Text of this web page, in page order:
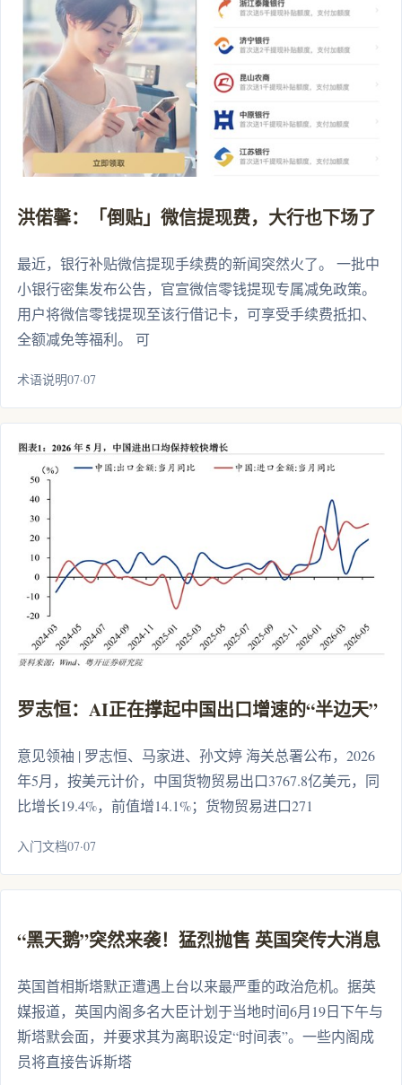
洪偌馨：「倒贴」微信提现费，大行也下场了
最近，银行补贴微信提现手续费的新闻突然火了。 一批中
小银行密集发布公告，官宣微信零钱提现专属减免政策。
用户将微信零钱提现至该行借记卡，可享受手续费抵扣、
全额减免等福利。 可
术语说明07·07
罗志恒：AI正在撑起中国出口增速的“半边天”
意见领袖 | 罗志恒、马家进、孙文婷 海关总署公布，2026
年5月，按美元计价，中国货物贸易出口3767.8亿美元，同
比增长19.4%，前值增14.1%；货物贸易进口271
入门文档07·07
“黑天鹅”突然来袭！猛烈抛售 英国突传大消息
英国首相斯塔默正遭遇上台以来最严重的政治危机。据英
媒报道，英国内阁多名大臣计划于当地时间6月19日下午与
斯塔默会面，并要求其为离职设定“时间表”。一些内阁成
员将直接告诉斯塔